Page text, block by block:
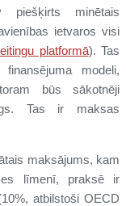
piešķirts minētais
ietvaros visi
platformā). Tas
modeli,
būs sākotnēji
Tas ir maksas
maksājums, kam
līmenī, praksē ir
atbilstoši OECD